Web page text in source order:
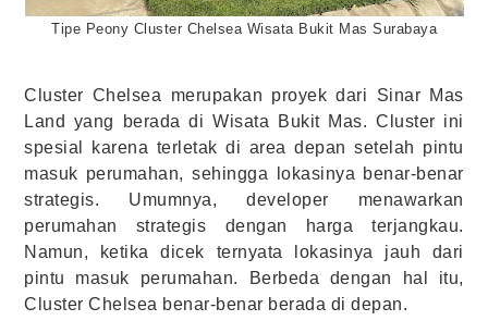
Tipe Peony Cluster Chelsea Wisata Bukit Mas Surabaya
Cluster Chelsea merupakan proyek dari Sinar Mas
Land yang berada di Wisata Bukit Mas. Cluster ini
spesial karena terletak di area depan setelah pintu
masuk perumahan, sehingga lokasinya benar-benar
strategis. Umumnya, developer menawarkan
perumahan strategis dengan harga terjangkau.
Namun, ketika dicek ternyata lokasinya jauh dari
pintu masuk perumahan. Berbeda dengan hal itu,
Cluster Chelsea benar-benar berada di depan.